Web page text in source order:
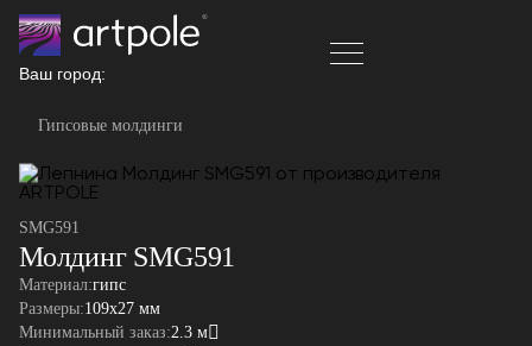
Ваш город:
Гипсовые молдинги
SMG591
Молдинг SMG591
Материал:гипс
Размеры:109x27 мм
Минимальный заказ:2.3 м